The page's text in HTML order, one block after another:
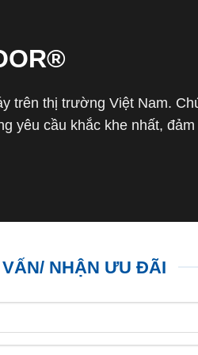
trên thị trường Việt Nam.
yêu cầu khắc khe nhất, đảm
NHẬN ƯU ĐÃI